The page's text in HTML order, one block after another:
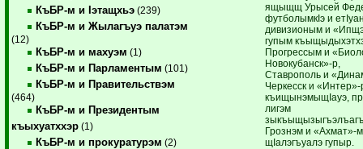
КъБР-м и Iэтащхьэ (239)
КъБР-м и Жылагъуэ палатэм
(12)
КъБР-м и махуэм (1)
КъБР-м и Парламентым (101)
КъБР-м и Правительствэм
(464)
КъБР-м и Президентым
къыхуатххэр (1)
КъБР-м и прокуратурэм (2)
ящыщщ Урысей
футболымкIэ и
дивизионым и
гупым
Прогрессым и
Новокубанск»-р,
Ставрополь и
Черкесск и «Интер»-
къищынэмыщIауэ,
лигэм
Грознэм и «Ахмат»-
щIалэгъуалэ гупыр.